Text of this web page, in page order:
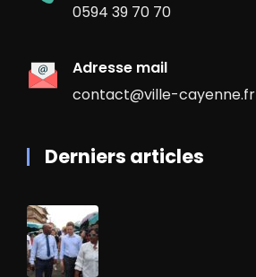
0594 39 70 70
Adresse mail
contact@ville-cayenne.fr
Derniers articles